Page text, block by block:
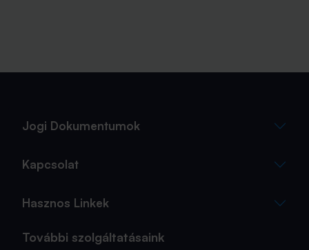
Jogi Dokumentumok
Kapcsolat
Hasznos Linkek
További szolgáltatásaink